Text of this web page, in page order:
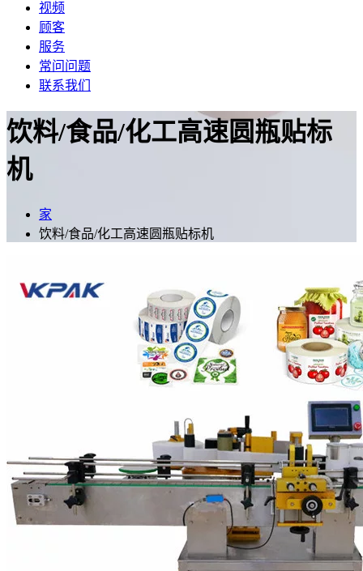
视频
顾客
服务
常问问题
联系我们
饮料/食品/化工高速圆瓶贴标
机
家
饮料/食品/化工高速圆瓶贴标机